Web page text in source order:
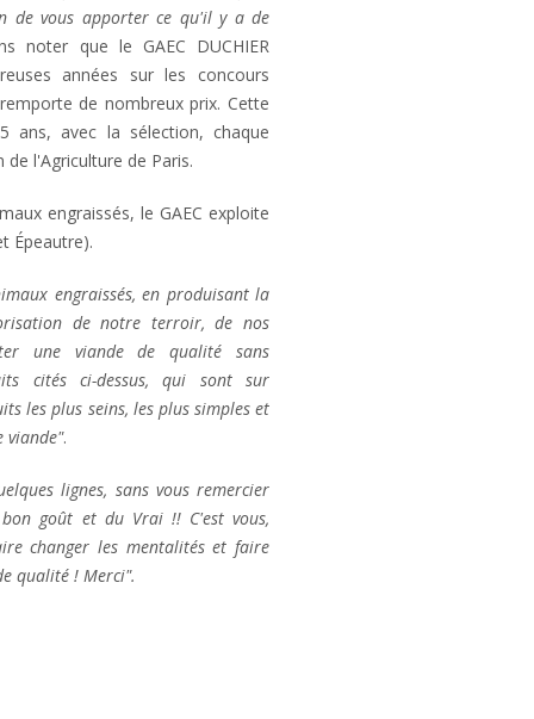
de vous apporter ce qu'il y a de
noter que le GAEC DUCHIER
années sur les concours
de nombreux prix. Cette
ans, avec la sélection, chaque
de l'Agriculture de Paris.
engraissés, le GAEC exploite
Épeautre).
engraissés, en produisant la
de notre terroir, de nos
une viande de qualité sans
cités ci-dessus, qui sont sur
les plus seins, les plus simples et
viande".
lignes, sans vous remercier
goût et du Vrai !! C'est vous,
changer les mentalités et faire
qualité ! Merci".